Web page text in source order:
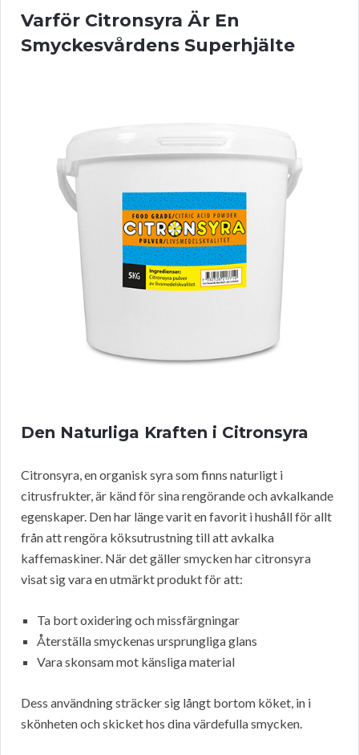
Varför Citronsyra Är En
Smyckesvårdens Superhjälte
Den Naturliga Kraften i Citronsyra
Citronsyra, en organisk syra som finns naturligt i
citrusfrukter, är känd för sina rengörande och avkalkande
egenskaper. Den har länge varit en favorit i hushåll för allt
från att rengöra köksutrustning till att avkalka
kaffemaskiner. När det gäller smycken har citronsyra
visat sig vara en utmärkt produkt för att:
Ta bort oxidering och missfärgningar
Återställa smyckenas ursprungliga glans
Vara skonsam mot känsliga material
Dess användning sträcker sig långt bortom köket, in i
skönheten och skicket hos dina värdefulla smycken.